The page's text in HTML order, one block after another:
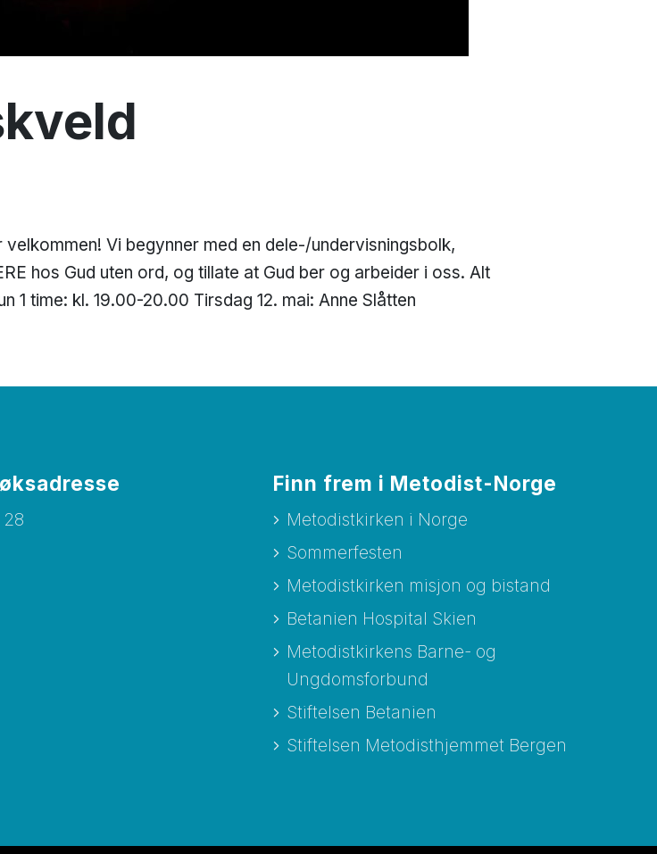
Vi begynner med en dele-/undervisningsbolk,
hos Gud uten ord, og tillate at Gud ber og arbeider i oss. Alt
1 time: kl. 19.00-20.00 Tirsdag 12. mai: Anne Slåtten
28
Finn frem i Metodist-Norge
Metodistkirken i Norge
Sommerfesten
Metodistkirken misjon og bistand
Betanien Hospital Skien
Metodistkirkens Barne- og
Ungdomsforbund
Stiftelsen Betanien
Stiftelsen Metodisthjemmet Bergen